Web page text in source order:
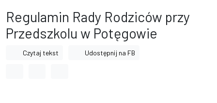
Regulamin Rady Rodziców przy
Przedszkolu w Potęgowie
Czytaj tekst Udostępnij na FB